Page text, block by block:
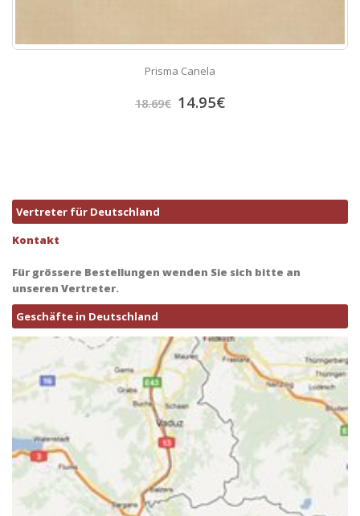
Prisma Canela
18.69€ 14.95€
Vertreter für Deutschland
Kontakt
Für grössere Bestellungen wenden Sie sich bitte an
unseren Vertreter.
Geschäfte in Deutschland